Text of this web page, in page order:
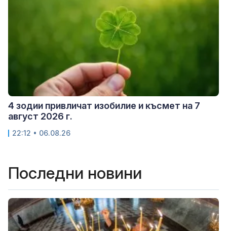
4 зодии привличат изобилие и късмет на 7
август 2026 г.
22:12 • 06.08.26
Последни новини